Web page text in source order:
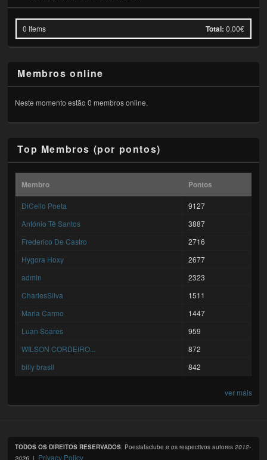
0 Items Total: 0.00€
Membros online
Neste momento estão 0 membros online.
Top Membros (por pontos)
Membro Pontos
DiCello Poeta
9127
António Tê Santos
3887
Frederico De Castro
2716
Hygora Hoxy
2677
admin
2323
CharlesSilva
1511
Maria Carmo
1447
Luan Soares
959
WILSON CORDEIRO...
872
billy brasil
842
ver mais
TODOS OS DIREITOS RESERVADOS: Poesiafaclube e os respectivos autores2012-
2026 . | Privacy Policy